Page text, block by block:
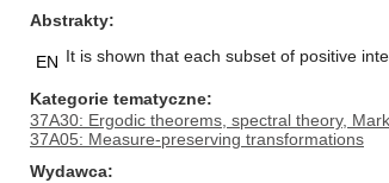
Abstrakty
EN It is shown that each subset of positive
Kategorie tematyczne
37A30: Ergodic theorems, spectral theory,
37A05: Measure-preserving transformations
Wydawca